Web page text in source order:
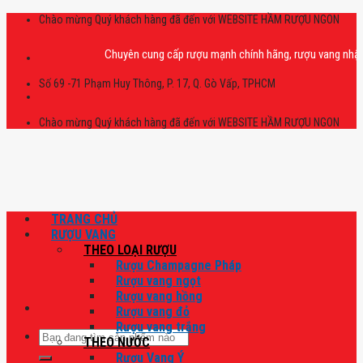
Skip
Chào mừng Quý khách hàng đã đến với WEBSITE HẦM RƯỢU NGON
Chuyên cung cấp rượu mạnh chính hãng, rượu vang nhập
Số 69 -71 Phạm Huy Thông, P. 17, Q. Gò Vấp, TPHCM
Chào mừng Quý khách hàng đã đến với WEBSITE HẦM RƯỢU NGON
Tìm
kiếm:
TRANG CHỦ
RƯỢU VANG
THEO LOẠI RƯỢU
Rượu Champagne Pháp
Rượu vang ngọt
Rượu vang hồng
Rượu vang đỏ
Rượu vang trắng
THEO NƯỚC
Rượu Vang Ý